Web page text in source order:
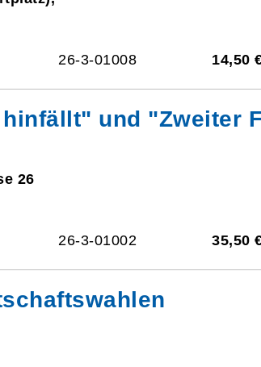
26-3-01008 14,50
und "Zweiter
26
26-3-01002 35,50